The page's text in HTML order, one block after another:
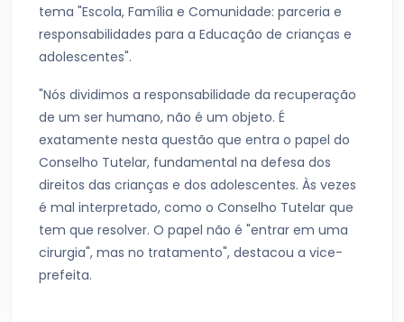
tema "Escola, Família e Comunidade: parceria e
responsabilidades para a Educação de crianças e
adolescentes".
"Nós dividimos a responsabilidade da recuperação
de um ser humano, não é um objeto. É
exatamente nesta questão que entra o papel do
Conselho Tutelar, fundamental na defesa dos
direitos das crianças e dos adolescentes. Às vezes
é mal interpretado, como o Conselho Tutelar que
tem que resolver. O papel não é "entrar em uma
cirurgia", mas no tratamento", destacou a vice-
prefeita.